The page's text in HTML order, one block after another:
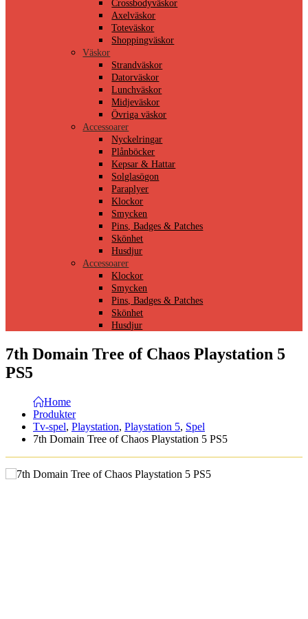
Crossbodyväskor
Axelväskor
Toteväskor
Shoppingväskor
Väskor
Strandväskor
Datorväskor
Lunchväskor
Midjeväskor
Övriga väskor
Accessoarer
Nyckelringar
Plånböcker
Kepsar & Hattar
Solglasögon
Paraplyer
Klockor
Smycken
Pins, Badges & Patches
Skönhet
Husdjur
Accessoarer
Klockor
Smycken
Pins, Badges & Patches
Skönhet
Husdjur
7th Domain Tree of Chaos Playstation 5
PS5
Home
Produkter
Tv-spel, Playstation, Playstation 5, Spel
7th Domain Tree of Chaos Playstation 5 PS5